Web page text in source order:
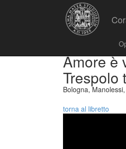
Amore è
Trespolo
Bologna,
torna al libretto